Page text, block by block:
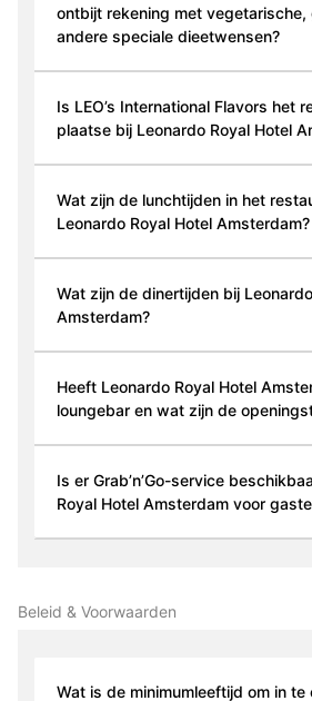
ontbijt rekening met vegetarische,
andere speciale dieetwensen?
Is LEO’s International Flavors het
plaatse bij Leonardo Royal Hotel
Wat zijn de lunchtijden in het
Leonardo Royal Hotel Amsterdam?
Wat zijn de dinertijden bij
Amsterdam?
Heeft Leonardo Royal Hotel
loungebar en wat zijn de
Is er Grab’n’Go-service
Royal Hotel Amsterdam voor
Beleid & Voorwaarden
Wat is de minimumleeftijd om in te